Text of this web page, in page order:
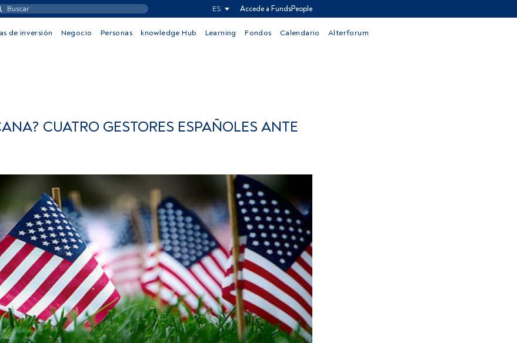
ES Accede a FundsPeople
de inversión Negocio Personas knowledge Hub Learning Fondos Calendario Alterforum
CUATRO GESTORES ESPAÑOLES ANTE